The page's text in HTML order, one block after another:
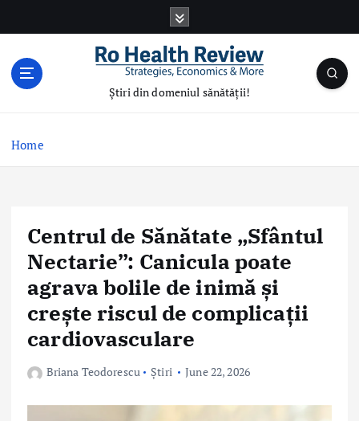
Știri din domeniul sănătății!
Home
Centrul de Sănătate „Sfântul
Nectarie”: Canicula poate
agrava bolile de inimă și
crește riscul de complicații
cardiovasculare
Briana Teodorescu Știri June 22, 2026